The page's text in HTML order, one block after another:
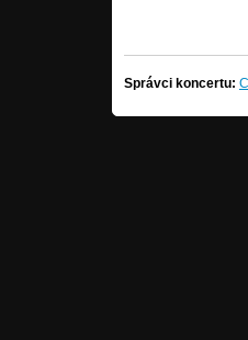
Správci koncertu: